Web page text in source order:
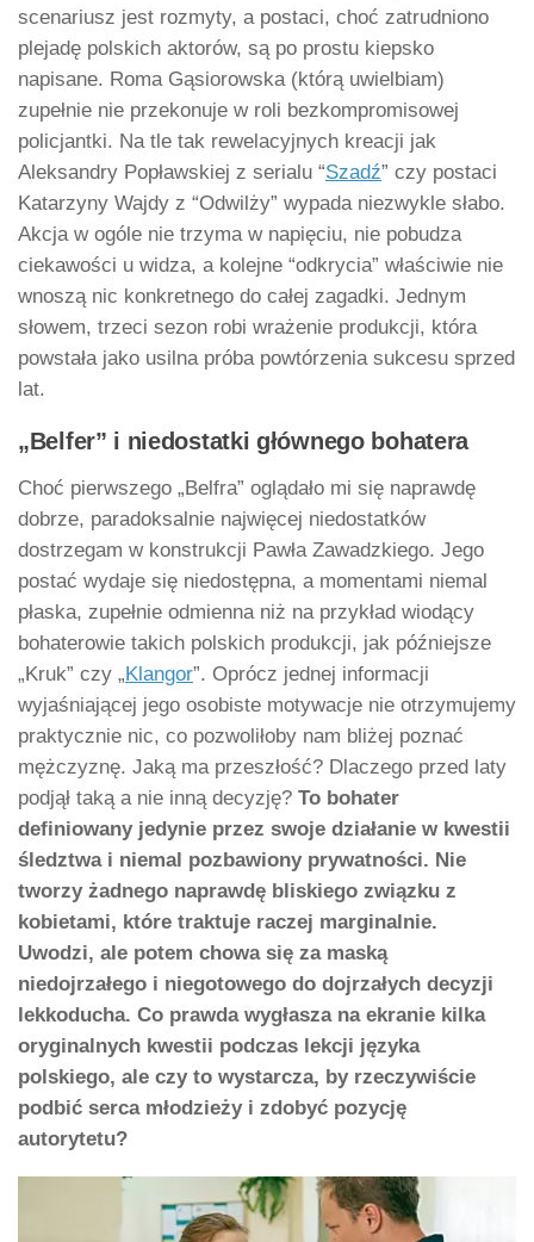
scenariusz jest rozmyty, a postaci, choć zatrudniono
plejadę polskich aktorów, są po prostu kiepsko
napisane. Roma Gąsiorowska (którą uwielbiam)
zupełnie nie przekonuje w roli bezkompromisowej
policjantki. Na tle tak rewelacyjnych kreacji jak
Aleksandry Popławskiej z serialu “Szadź” czy postaci
Katarzyny Wajdy z “Odwilży” wypada niezwykle słabo.
Akcja w ogóle nie trzyma w napięciu, nie pobudza
ciekawości u widza, a kolejne “odkrycia” właściwie nie
wnoszą nic konkretnego do całej zagadki. Jednym
słowem, trzeci sezon robi wrażenie produkcji, która
powstała jako usilna próba powtórzenia sukcesu sprzed
lat.
„Belfer” i niedostatki głównego bohatera
Choć pierwszego „Belfra” oglądało mi się naprawdę
dobrze, paradoksalnie najwięcej niedostatków
dostrzegam w konstrukcji Pawła Zawadzkiego. Jego
postać wydaje się niedostępna, a momentami niemal
płaska, zupełnie odmienna niż na przykład wiodący
bohaterowie takich polskich produkcji, jak późniejsze
„Kruk” czy „Klangor”. Oprócz jednej informacji
wyjaśniającej jego osobiste motywacje nie otrzymujemy
praktycznie nic, co pozwoliłoby nam bliżej poznać
mężczyznę. Jaką ma przeszłość? Dlaczego przed laty
podjął taką a nie inną decyzję? To bohater
definiowany jedynie przez swoje działanie w kwestii
śledztwa i niemal pozbawiony prywatności. Nie
tworzy żadnego naprawdę bliskiego związku z
kobietami, które traktuje raczej marginalnie.
Uwodzi, ale potem chowa się za maską
niedojrzałego i niegotowego do dojrzałych decyzji
lekkoducha. Co prawda wygłasza na ekranie kilka
oryginalnych kwestii podczas lekcji języka
polskiego, ale czy to wystarcza, by rzeczywiście
podbić serca młodzieży i zdobyć pozycję
autorytetu?